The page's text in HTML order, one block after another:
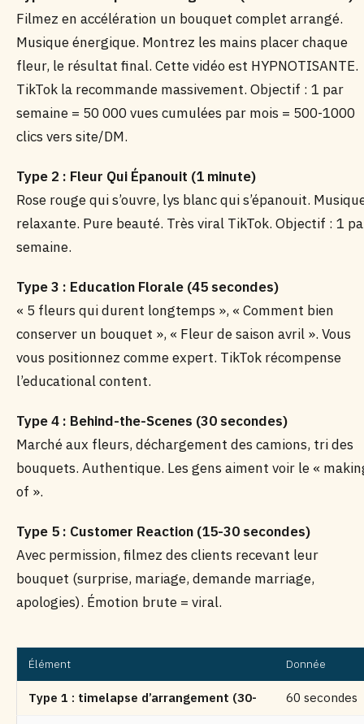
Filmez en accélération un bouquet complet arrangé.
Musique énergique. Montrez les mains placer chaque
fleur, le résultat final. Cette vidéo est HYPNOTISANTE.
TikTok la recommande massivement. Objectif : 1 par
semaine = 50 000 vues cumulées par mois = 500-1000
clics vers site/DM.
Type 2 : Fleur Qui Épanouit (1 minute)
Rose rouge qui s’ouvre, lys blanc qui s’épanouit.
relaxante. Pure beauté. Très viral TikTok. Objectif : 1
semaine.
Type 3 : Education Florale (45 secondes)
« 5 fleurs qui durent longtemps », « Comment bien
conserver un bouquet », « Fleur de saison avril ». Vous
vous positionnez comme expert. TikTok récompense
l’educational content.
Type 4 : Behind-the-Scenes (30 secondes)
Marché aux fleurs, déchargement des camions, tri des
bouquets. Authentique. Les gens aiment voir le «
of ».
Type 5 : Customer Reaction (15-30 secondes)
Avec permission, filmez des clients recevant leur
bouquet (surprise, mariage, demande marriage,
apologies). Émotion brute = viral.
Élément Donnée
Type 1 : timelapse d’arrangement (30- 60 secondes